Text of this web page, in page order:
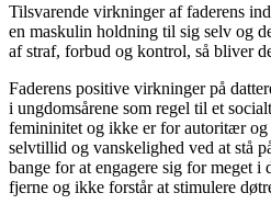
Tilsvarende virkninger af faderens
en maskulin holdning til sig selv og
af straf, forbud og kontrol, så bliver
Faderens positive virkninger på
i ungdomsårene som regel til et
femininitet og ikke er for autoritær og
selvtillid og vanskelighed ved at stå
bange for at engagere sig for meget
fjerne og ikke forstår at stimulere